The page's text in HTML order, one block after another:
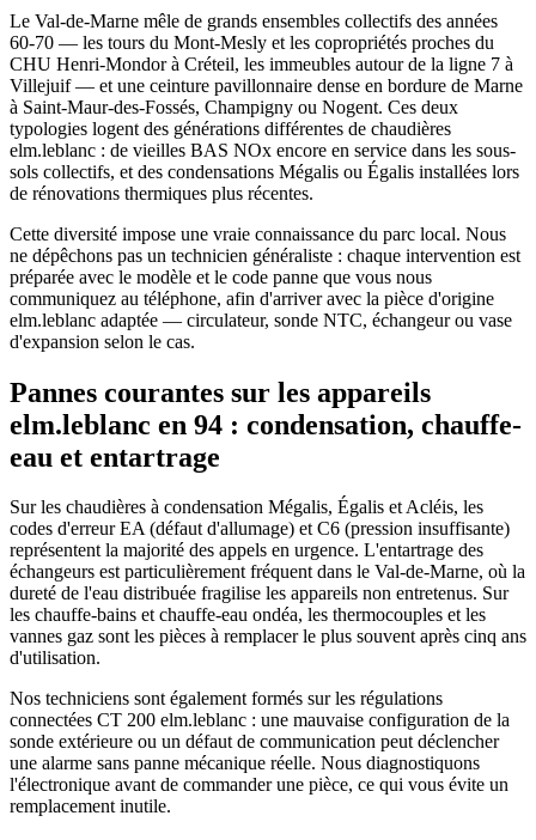
Le Val-de-Marne mêle de grands ensembles collectifs des années
60-70 — les tours du Mont-Mesly et les copropriétés proches du
CHU Henri-Mondor à Créteil, les immeubles autour de la ligne 7 à
Villejuif — et une ceinture pavillonnaire dense en bordure de Marne
à Saint-Maur-des-Fossés, Champigny ou Nogent. Ces deux
typologies logent des générations différentes de chaudières
elm.leblanc : de vieilles BAS NOx encore en service dans les sous-
sols collectifs, et des condensations Mégalis ou Égalis installées lors
de rénovations thermiques plus récentes.
Cette diversité impose une vraie connaissance du parc local. Nous
ne dépêchons pas un technicien généraliste : chaque intervention est
préparée avec le modèle et le code panne que vous nous
communiquez au téléphone, afin d'arriver avec la pièce d'origine
elm.leblanc adaptée — circulateur, sonde NTC, échangeur ou vase
d'expansion selon le cas.
Pannes courantes sur les appareils
elm.leblanc en 94 : condensation, chauffe-
eau et entartrage
Sur les chaudières à condensation Mégalis, Égalis et Acléis, les
codes d'erreur EA (défaut d'allumage) et C6 (pression insuffisante)
représentent la majorité des appels en urgence. L'entartrage des
échangeurs est particulièrement fréquent dans le Val-de-Marne, où la
dureté de l'eau distribuée fragilise les appareils non entretenus. Sur
les chauffe-bains et chauffe-eau ondéa, les thermocouples et les
vannes gaz sont les pièces à remplacer le plus souvent après cinq ans
d'utilisation.
Nos techniciens sont également formés sur les régulations
connectées CT 200 elm.leblanc : une mauvaise configuration de la
sonde extérieure ou un défaut de communication peut déclencher
une alarme sans panne mécanique réelle. Nous diagnostiquons
l'électronique avant de commander une pièce, ce qui vous évite un
remplacement inutile.